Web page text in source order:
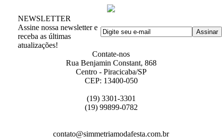
NEWSLETTER
Assine nossa newsletter e
receba as últimas
atualizações!
Contate-nos
Rua Benjamin Constant, 868
Centro - Piracicaba/SP
CEP: 13400-050
(19) 3301-3301
(19) 99899-0782
contato@simmetriamodafesta.com.br